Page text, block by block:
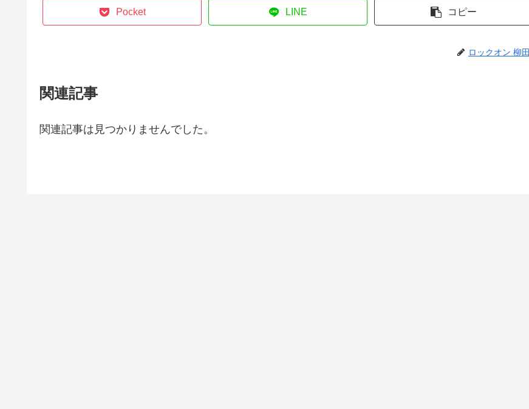
Pocket LINE コピー
ロックオン 柳田
関連記事
関連記事は見つかりませんでした。